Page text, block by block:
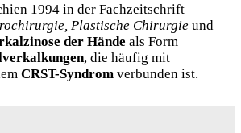
1994 in der Fachzeitschrift
Plastische Chirurgie und
der Hände als Form
, die häufig mit
CRST-Syndrom verbunden ist.